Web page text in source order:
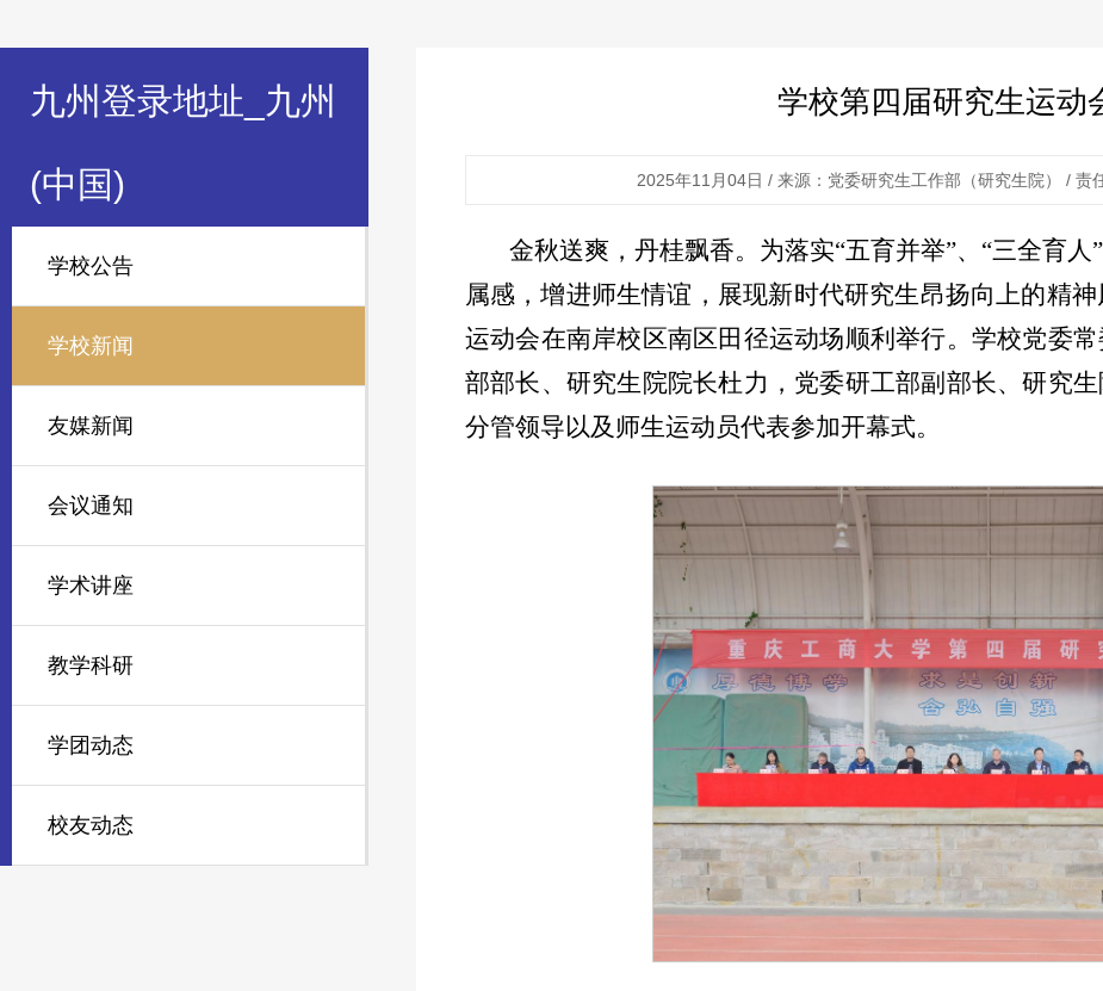
九州登录地址_九州
(中国)
学校公告
学校新闻
友媒新闻
会议通知
学术讲座
教学科研
学团动态
校友动态
学校第四届研究生运动
2025年11月04日 / 来源：党委研究生工作部（研究生院） / 责
金秋送爽，丹桂飘香。为落实“五育并举”、“三全育
属感，增进师生情谊，展现新时代研究生昂扬向上的精
运动会在南岸校区南区田径运动场顺利举行。学校党委
部部长、研究生院院长杜力，党委研工部副部长、研究
分管领导以及师生运动员代表参加开幕式。